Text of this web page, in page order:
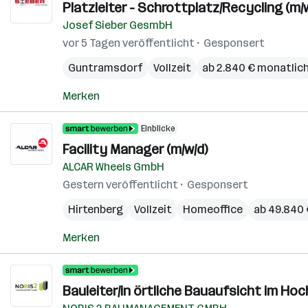
Platzleiter - Schrottplatz/Recycling (m/
Josef Sieber GesmbH
vor 5 Tagen veröffentlicht
Gesponsert
Guntramsdorf
Vollzeit ab 2.840 € monatlich
Merken
Einblicke
Facility Manager (m/w/d)
ALCAR Wheels GmbH
Gestern veröffentlicht
Gesponsert
Hirtenberg
Vollzeit Homeoffice ab 49.840
Merken
Bauleiter/in örtliche Bauaufsicht im